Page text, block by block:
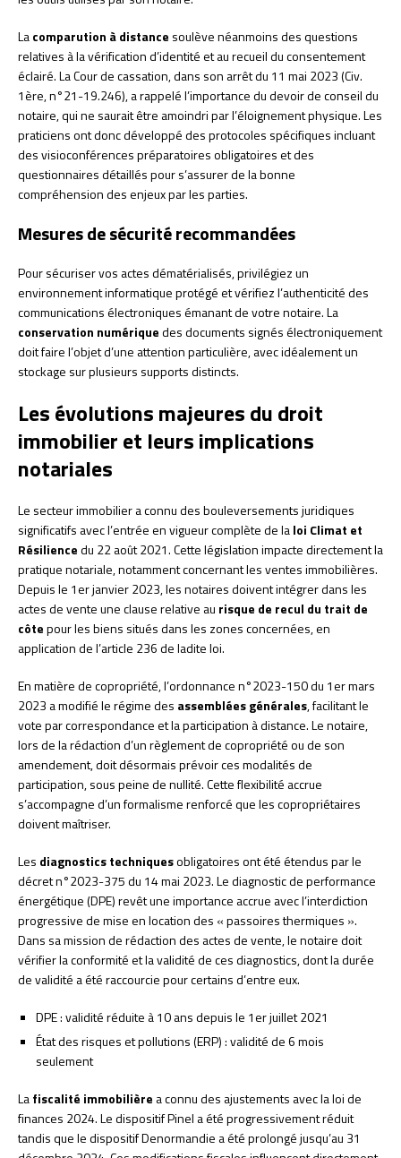
Lacomparution à distance soulève néanmoins des questions
relatives à la vérification d’identité et au recueil du consentement
éclairé. La Cour de cassation, dans son arrêt du 11 mai 2023 (Civ.
1ère, n°21-19.246), a rappelé l’importance du devoir de conseil du
notaire, qui ne saurait être amoindri par l’éloignement physique. Les
praticiens ont donc développé des protocoles spécifiques incluant
des visioconférences préparatoires obligatoires et des
questionnaires détaillés pour s’assurer de la bonne
compréhension des enjeux par les parties.
Mesures de sécurité recommandées
Pour sécuriser vos actes dématérialisés, privilégiez un
environnement informatique protégé et vérifiez l’authenticité des
communications électroniques émanant de votre notaire. La
conservation numériquedes documents signés électroniquement
doit faire l’objet d’une attention particulière, avec idéalement un
stockage sur plusieurs supports distincts.
Les évolutions majeures du droit
immobilier et leurs implications
notariales
Le secteur immobilier a connu des bouleversements juridiques
significatifs avec l’entrée en vigueur complète de laloi Climat et
Résiliencedu 22 août 2021. Cette législation impacte directement la
pratique notariale, notamment concernant les ventes immobilières.
Depuis le 1er janvier 2023, les notaires doivent intégrer dans les
actes de vente une clause relative au risque de recul du trait de
côtepour les biens situés dans les zones concernées, en
application de l’article 236 de ladite loi.
En matière de copropriété, l’ordonnance n°2023-150 du 1er mars
2023 a modifié le régime des assemblées générales, facilitant le
vote par correspondance et la participation à distance. Le notaire,
lors de la rédaction d’un règlement de copropriété ou de son
amendement, doit désormais prévoir ces modalités de
participation, sous peine de nullité. Cette flexibilité accrue
s’accompagne d’un formalisme renforcé que les copropriétaires
doivent maîtriser.
Les diagnostics techniquesobligatoires ont été étendus par le
décret n°2023-375 du 14 mai 2023. Le diagnostic de performance
énergétique (DPE) revêt une importance accrue avec l’interdiction
progressive de mise en location des « passoires thermiques ».
Dans sa mission de rédaction des actes de vente, le notaire doit
vérifier la conformité et la validité de ces diagnostics, dont la durée
de validité a été raccourcie pour certains d’entre eux.
DPE : validité réduite à 10 ans depuis le 1er juillet 2021
État des risques et pollutions (ERP) : validité de 6 mois
seulement
Lafiscalité immobilière a connu des ajustements avec la loi de
finances 2024. Le dispositif Pinel a été progressivement réduit
tandis que le dispositif Denormandie a été prolongé jusqu’au 31